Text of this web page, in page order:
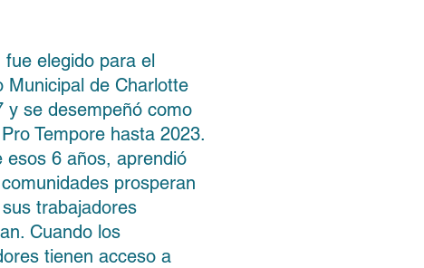
fue elegido para el
Municipal de Charlotte
y se desempeñó como
Tempore hasta 2023.
esos 6 años, aprendió
prosperan
trabajadores
Cuando los
tienen acceso a